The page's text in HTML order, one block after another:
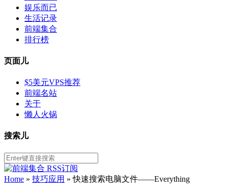
娱乐而已
生活记录
前端集合
排行榜
页面儿
$5美元VPS推荐
前端名站
关于
懒人火锅
搜索儿
Home » 技巧应用 » 快速搜索电脑文件——Everything